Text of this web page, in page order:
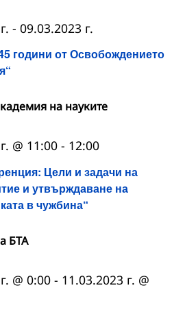
години от Освобождението
- 09.03.2023 г.
на науките
Цели и задачи на
и утвърждаване на
в чужбина“
@ 11:00 - 12:00
БТА
@ 0:00 - 11.03.2023 г. @